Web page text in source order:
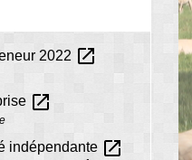
2022 open_in_new
open_in_new
indépendante open_in_new